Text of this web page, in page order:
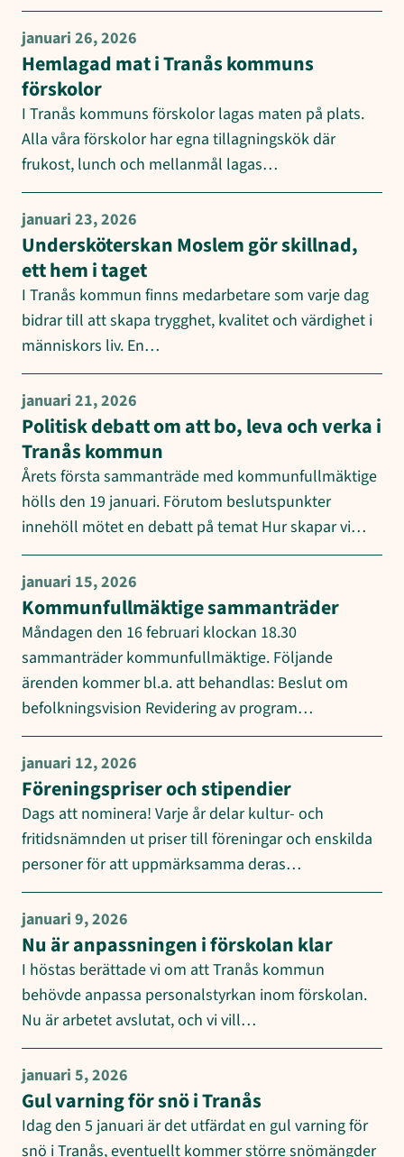
januari 26, 2026
Hemlagad mat i Tranås kommuns
förskolor
I Tranås kommuns förskolor lagas maten på plats.
Alla våra förskolor har egna tillagningskök där
frukost, lunch och mellanmål lagas…
januari 23, 2026
Undersköterskan Moslem gör skillnad,
ett hem i taget
I Tranås kommun finns medarbetare som varje dag
bidrar till att skapa trygghet, kvalitet och värdighet i
människors liv. En…
januari 21, 2026
Politisk debatt om att bo, leva och verka i
Tranås kommun
Årets första sammanträde med kommunfullmäktige
hölls den 19 januari. Förutom beslutspunkter
innehöll mötet en debatt på temat Hur skapar vi…
januari 15, 2026
Kommunfullmäktige sammanträder
Måndagen den 16 februari klockan 18.30
sammanträder kommunfullmäktige. Följande
ärenden kommer bl.a. att behandlas: Beslut om
befolkningsvision Revidering av program…
januari 12, 2026
Föreningspriser och stipendier
Dags att nominera! Varje år delar kultur- och
fritidsnämnden ut priser till föreningar och enskilda
personer för att uppmärksamma deras…
januari 9, 2026
Nu är anpassningen i förskolan klar
I höstas berättade vi om att Tranås kommun
behövde anpassa personalstyrkan inom förskolan.
Nu är arbetet avslutat, och vi vill…
januari 5, 2026
Gul varning för snö i Tranås
Idag den 5 januari är det utfärdat en gul varning för
snö i Tranås, eventuellt kommer större snömängder